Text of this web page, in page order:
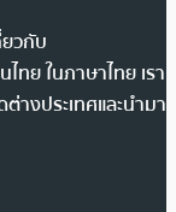
วกับ
ทย ในภาษาไทย เรา
างประเทศและนำมา